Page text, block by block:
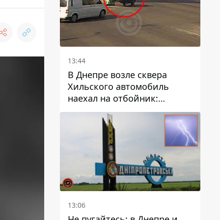
13:44
В Днепре возле сквера
Хильского автомобиль
наехал на отбойник:
момент происшествия
13:06